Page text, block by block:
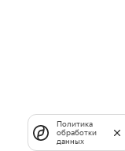
Политика
обработки
данных